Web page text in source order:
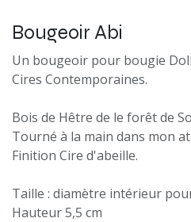
Bougeoir Abi
Un bougeoir pour bougie
Cires Contemporaines.
Bois de Hêtre de le forêt de
Tourné à la main dans mon
Finition Cire d'abeille.
Taille : diamètre intérieur
Hauteur 5,5 cm